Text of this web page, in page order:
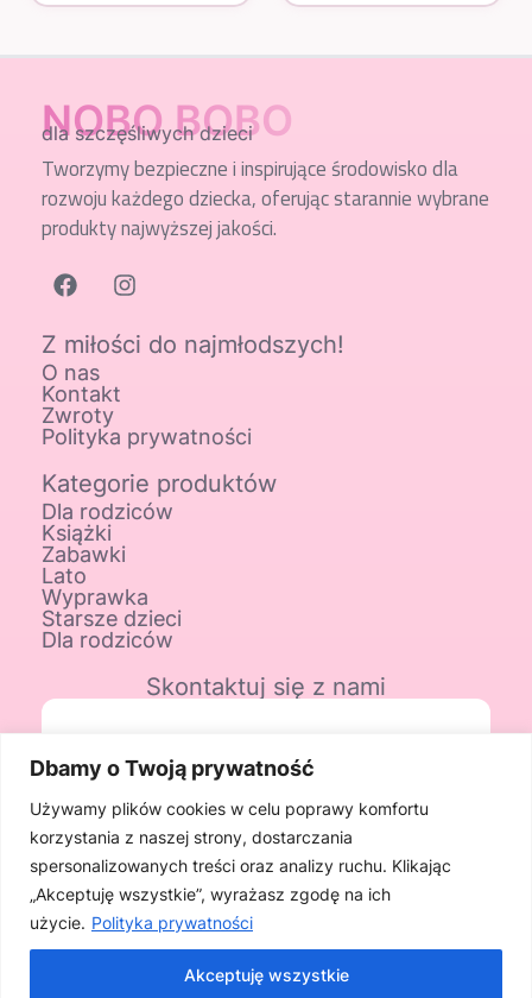
Dbamy o Twoją prywatność
Używamy plików cookies w celu poprawy komfortu
korzystania z naszej strony, dostarczania
spersonalizowanych treści oraz analizy ruchu. Klikając
„Akceptuję wszystkie”, wyrażasz zgodę na ich
użycie. Polityka prywatności
Akceptuję wszystkie
NOBO BOBO
dla szczęśliwych dzieci
Tworzymy bezpieczne i inspirujące środowisko dla
rozwoju każdego dziecka, oferując starannie wybrane
produkty najwyższej jakości.
Z miłości do najmłodszych!
O nas
Kontakt
Zwroty
Polityka prywatności
Kategorie produktów
Dla rodziców
Książki
Zabawki
Lato
Wyprawka
Starsze dzieci
Dla rodziców
Skontaktuj się z nami
08-460 Sobolew
Telefon